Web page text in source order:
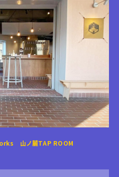
山ノ麓TAP ROOM